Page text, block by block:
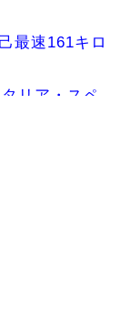
最速161キロ
リア・スペ